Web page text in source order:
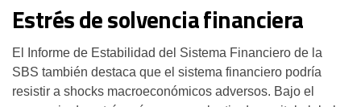
Estrés de solvencia financiera
El Informe de Estabilidad del Sistema Financiero de la
SBS también destaca que el sistema financiero podría
resistir a shocks macroeconómicos adversos. Bajo el